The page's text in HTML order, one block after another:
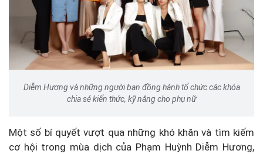
Diễm Hương và những người bạn đồng hành tổ chức các khóa
chia sẻ kiến thức, kỹ năng cho phụ nữ
Một số bí quyết vượt qua những khó khăn và tìm kiếm
cơ hội trong mùa dịch của Phạm Huỳnh Diễm Hương,